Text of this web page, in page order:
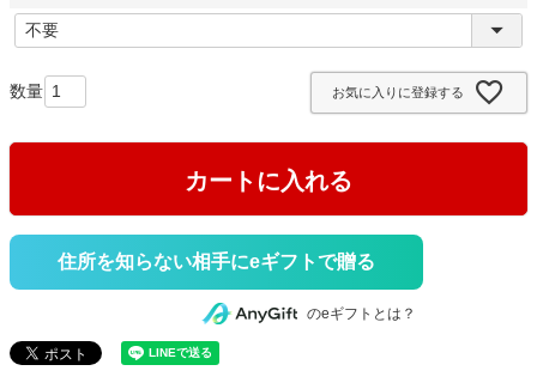
)
必
お気に入りに登録する
カートに入れる
住所を知らない相手にeギフトで贈る
のeギフトとは？